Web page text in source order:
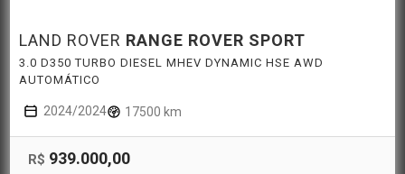
LAND ROVER RANGE ROVER SPORT
3.0 D350 TURBO DIESEL MHEV DYNAMIC HSE AWD
AUTOMÁTICO
2024/2024 17500 km
R$ 939.000,00